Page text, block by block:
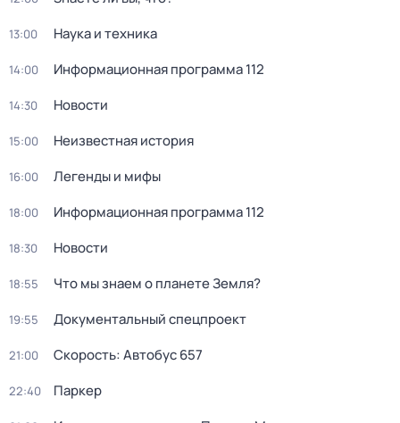
13:00 Hаука и теxника
14:00 Информационная программа 112
14:30 Новости
15:00 Неизвестная история
16:00 Легенды и мифы
18:00 Информационная программа 112
18:30 Новости
18:55 Что мы знаем о планете Земля?
19:55 Документальный спецпроект
21:00 Скорость: Автобус 657
22:40 Пapкер